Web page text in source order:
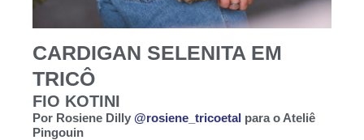
CARDIGAN SELENITA EM
TRICÔ
FIO KOTINI
Por Rosiene Dilly @rosiene_tricoetal para o Ateliê
Pingouin